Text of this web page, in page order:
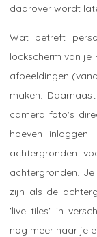
daarover wordt
Wat betreft
lockscherm van je
afbeeldingen
maken.
camera foto's
hoeven
achtergronden
achtergronden.
zijn als de
'live tiles' in
nog meer naar je